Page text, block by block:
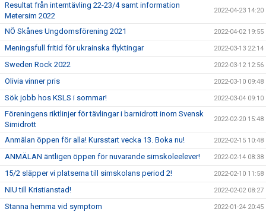
Resultat från interntävling 22-23/4 samt information
Metersim 2022
2022-04-23 14:20
NÖ Skånes Ungdomsförening 2021 2022-04-02 19:55
Meningsfull fritid för ukrainska flyktingar 2022-03-13 22:14
Sweden Rock 2022 2022-03-12 12:56
Olivia vinner pris 2022-03-10 09:48
Sök jobb hos KSLS i sommar! 2022-03-04 09:10
Föreningens riktlinjer för tävlingar i barnidrott inom Svensk
Simidrott
2022-02-20 15:48
Anmälan öppen för alla! Kursstart vecka 13. Boka nu! 2022-02-15 10:48
ANMÄLAN äntligen öppen för nuvarande simskoleelever! 2022-02-14 08:38
15/2 släpper vi platserna till simskolans period 2! 2022-02-10 11:58
NIU till Kristianstad! 2022-02-02 08:27
Stanna hemma vid symptom 2022-01-24 20:45